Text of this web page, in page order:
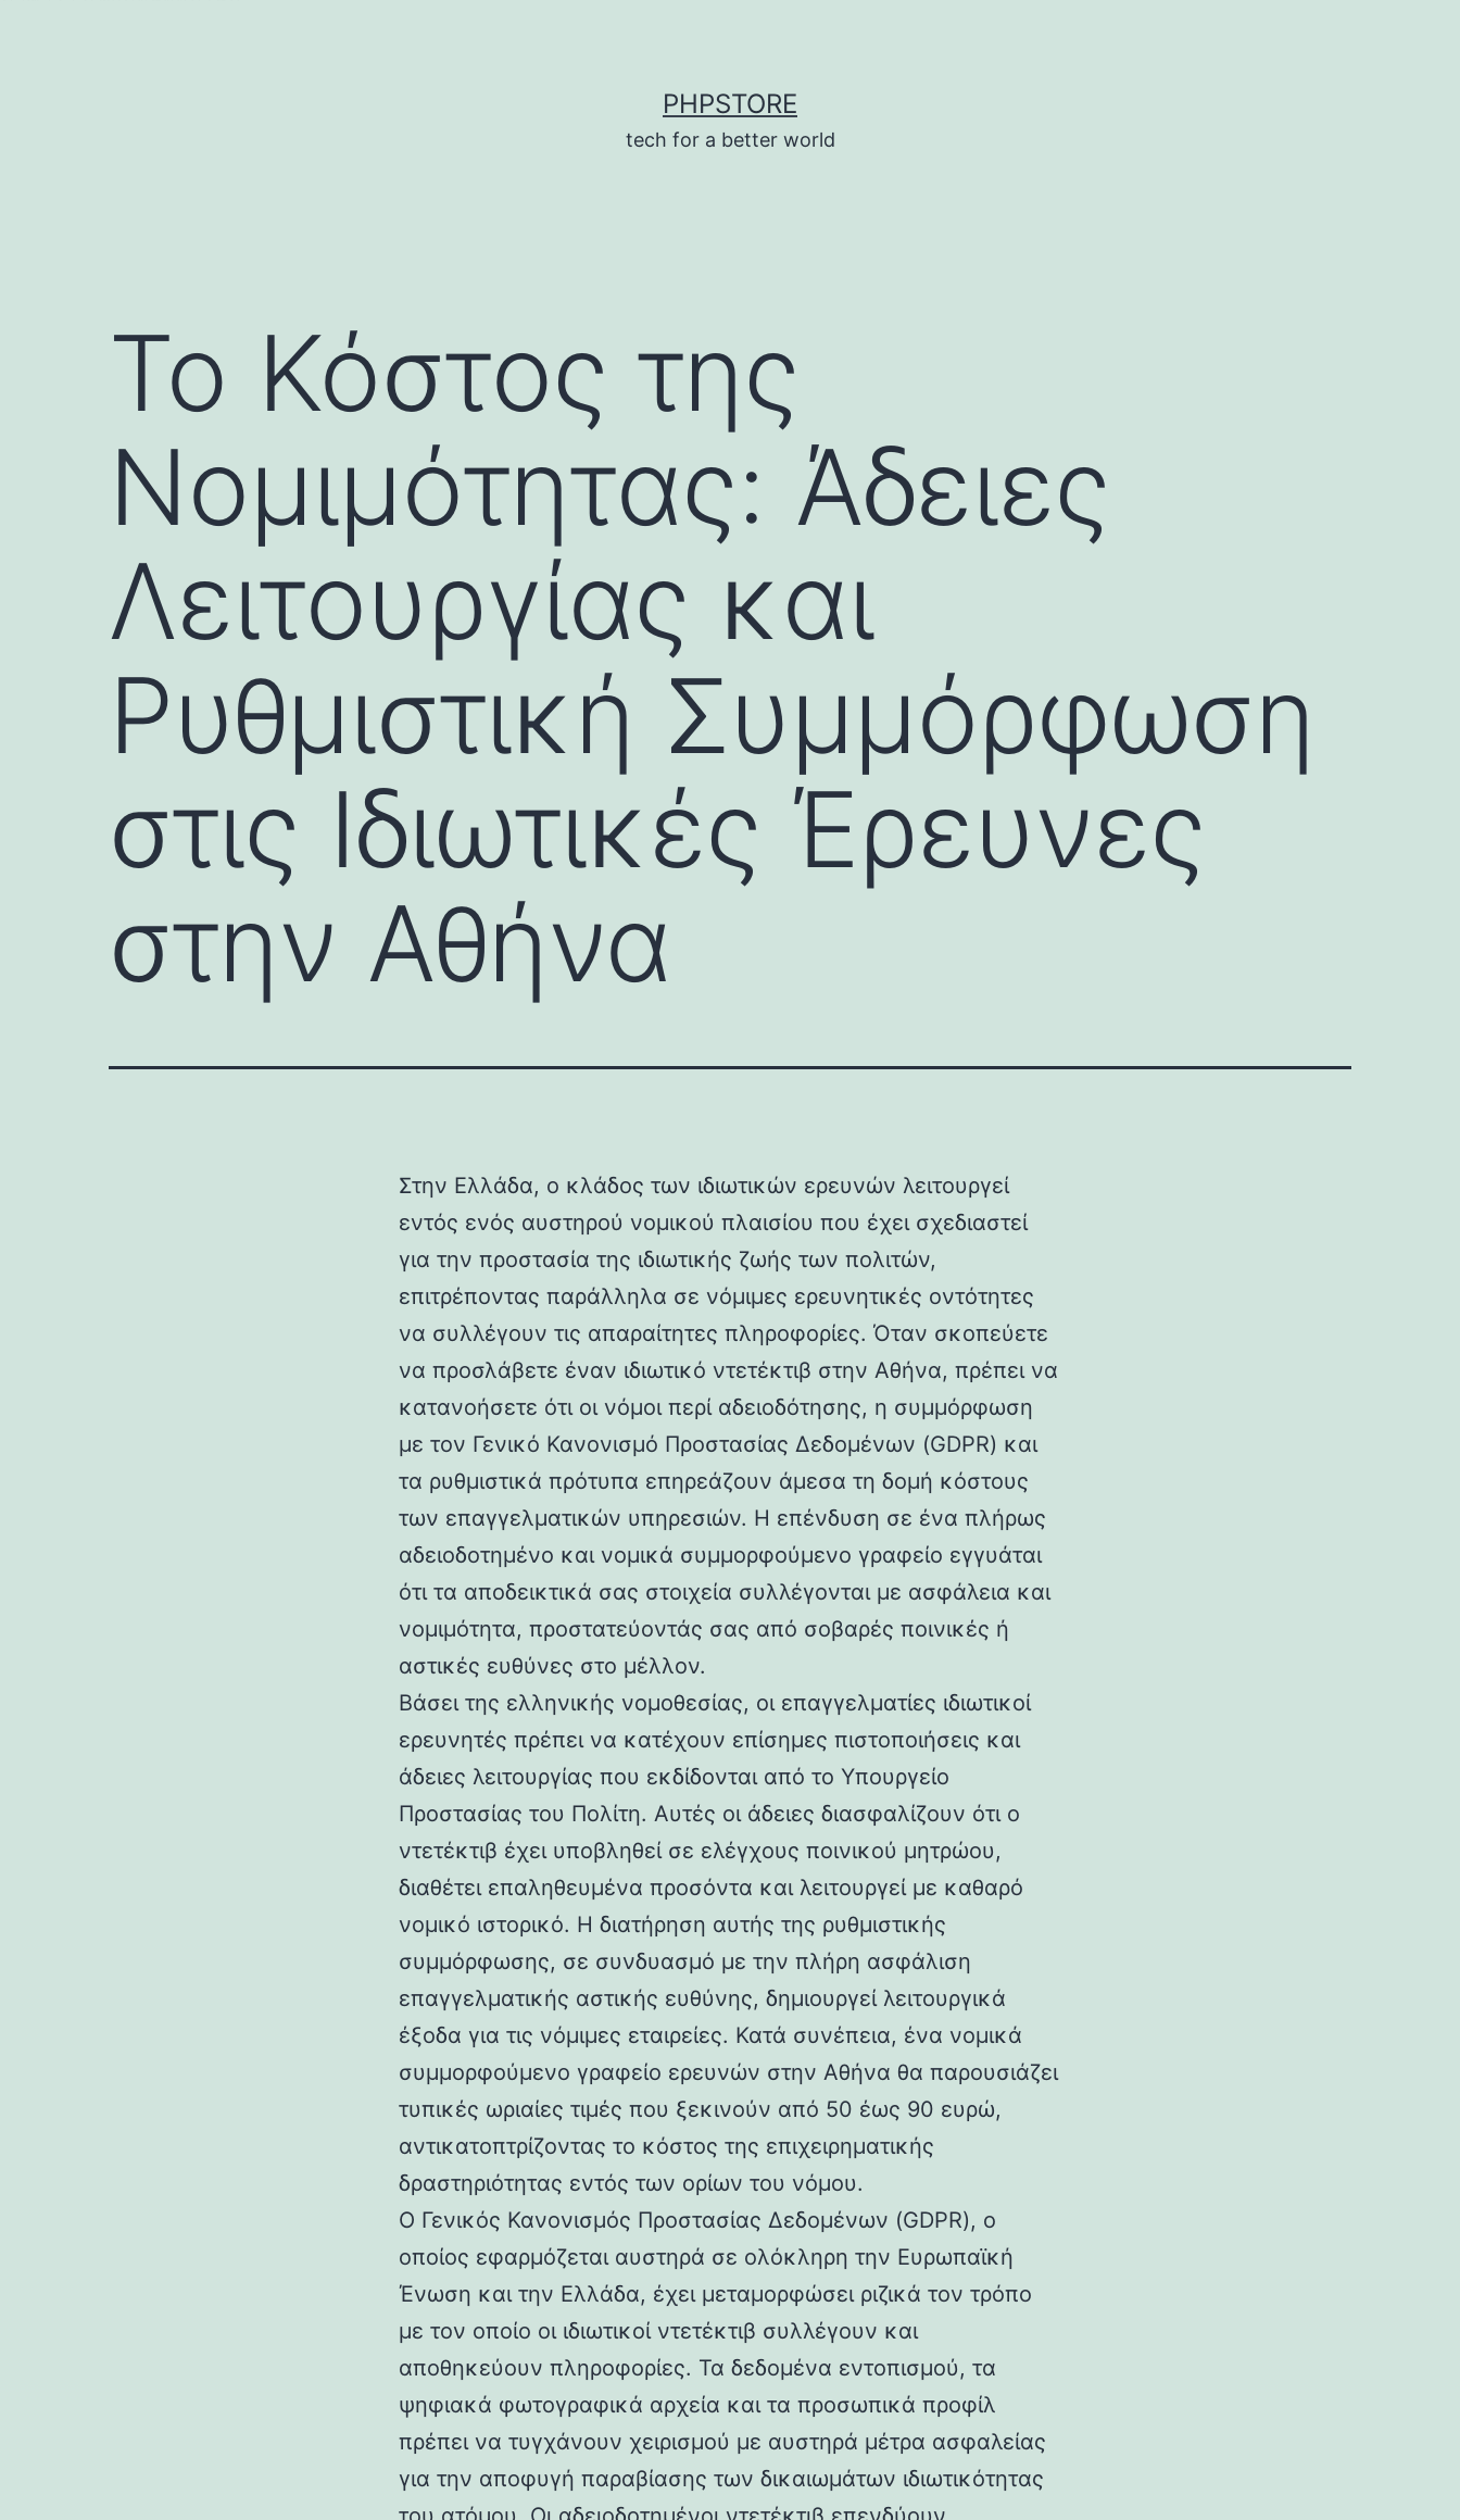
PHPSTORE
tech for a better world
Το Κόστος της
Νομιμότητας: Άδειες
Λειτουργίας και
Ρυθμιστική Συμμόρφωση
στις Ιδιωτικές Έρευνες
στην Αθήνα
Στην Ελλάδα, ο κλάδος των ιδιωτικών ερευνών λειτουργεί
εντός ενός αυστηρού νομικού πλαισίου που έχει σχεδιαστεί
για την προστασία της ιδιωτικής ζωής των πολιτών,
επιτρέποντας παράλληλα σε νόμιμες ερευνητικές οντότητες
να συλλέγουν τις απαραίτητες πληροφορίες. Όταν σκοπεύετε
να προσλάβετε έναν ιδιωτικό ντετέκτιβ στην Αθήνα, πρέπει να
κατανοήσετε ότι οι νόμοι περί αδειοδότησης, η συμμόρφωση
με τον Γενικό Κανονισμό Προστασίας Δεδομένων (GDPR) και
τα ρυθμιστικά πρότυπα επηρεάζουν άμεσα τη δομή κόστους
των επαγγελματικών υπηρεσιών. Η επένδυση σε ένα πλήρως
αδειοδοτημένο και νομικά συμμορφούμενο γραφείο εγγυάται
ότι τα αποδεικτικά σας στοιχεία συλλέγονται με ασφάλεια και
νομιμότητα, προστατεύοντάς σας από σοβαρές ποινικές ή
αστικές ευθύνες στο μέλλον.
Βάσει της ελληνικής νομοθεσίας, οι επαγγελματίες ιδιωτικοί
ερευνητές πρέπει να κατέχουν επίσημες πιστοποιήσεις και
άδειες λειτουργίας που εκδίδονται από το Υπουργείο
Προστασίας του Πολίτη. Αυτές οι άδειες διασφαλίζουν ότι ο
ντετέκτιβ έχει υποβληθεί σε ελέγχους ποινικού μητρώου,
διαθέτει επαληθευμένα προσόντα και λειτουργεί με καθαρό
νομικό ιστορικό. Η διατήρηση αυτής της ρυθμιστικής
συμμόρφωσης, σε συνδυασμό με την πλήρη ασφάλιση
επαγγελματικής αστικής ευθύνης, δημιουργεί λειτουργικά
έξοδα για τις νόμιμες εταιρείες. Κατά συνέπεια, ένα νομικά
συμμορφούμενο γραφείο ερευνών στην Αθήνα θα παρουσιάζει
τυπικές ωριαίες τιμές που ξεκινούν από 50 έως 90 ευρώ,
αντικατοπτρίζοντας το κόστος της επιχειρηματικής
δραστηριότητας εντός των ορίων του νόμου.
Ο Γενικός Κανονισμός Προστασίας Δεδομένων (GDPR), ο
οποίος εφαρμόζεται αυστηρά σε ολόκληρη την Ευρωπαϊκή
Ένωση και την Ελλάδα, έχει μεταμορφώσει ριζικά τον τρόπο
με τον οποίο οι ιδιωτικοί ντετέκτιβ συλλέγουν και
αποθηκεύουν πληροφορίες. Τα δεδομένα εντοπισμού, τα
ψηφιακά φωτογραφικά αρχεία και τα προσωπικά προφίλ
πρέπει να τυγχάνουν χειρισμού με αυστηρά μέτρα ασφαλείας
για την αποφυγή παραβίασης των δικαιωμάτων ιδιωτικότητας